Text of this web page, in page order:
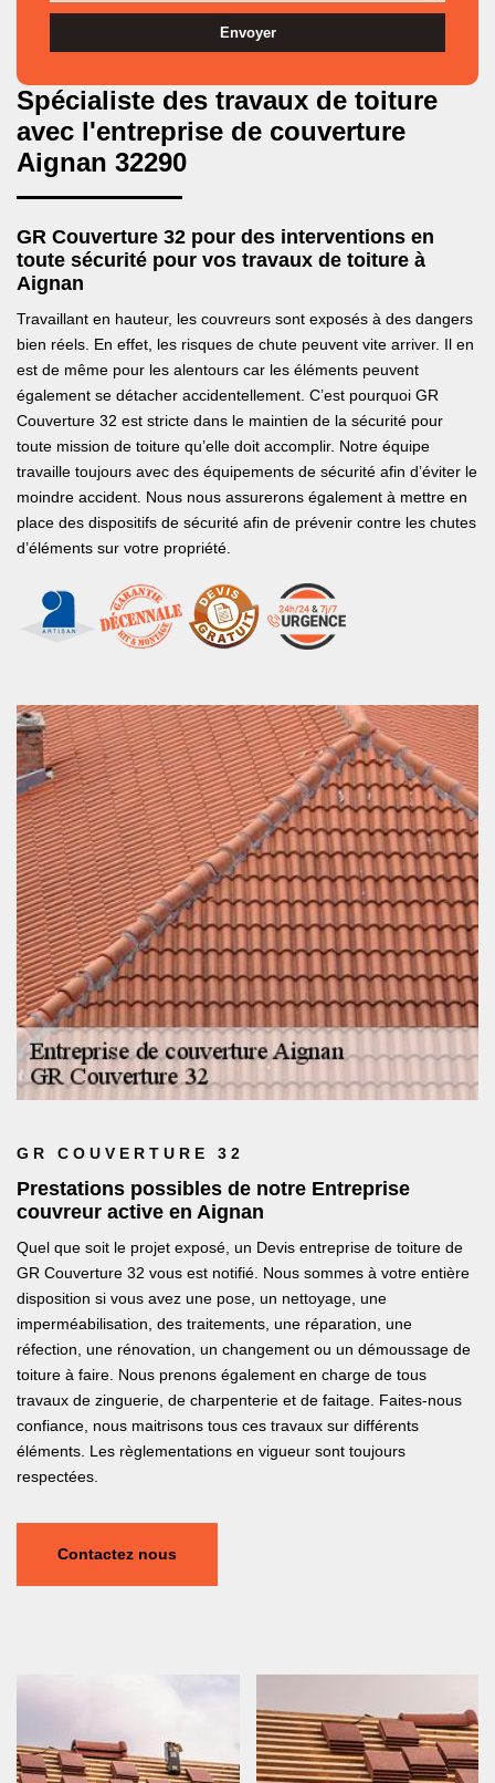
Spécialiste des travaux de toiture
avec l'entreprise de couverture
Aignan 32290
GR Couverture 32 pour des interventions en
toute sécurité pour vos travaux de toiture à
Aignan
Travaillant en hauteur, les couvreurs sont exposés à des dangers
bien réels. En effet, les risques de chute peuvent vite arriver. Il en
est de même pour les alentours car les éléments peuvent
également se détacher accidentellement. C’est pourquoi GR
Couverture 32 est stricte dans le maintien de la sécurité pour
toute mission de toiture qu’elle doit accomplir. Notre équipe
travaille toujours avec des équipements de sécurité afin d’éviter le
moindre accident. Nous nous assurerons également à mettre en
place des dispositifs de sécurité afin de prévenir contre les chutes
d’éléments sur votre propriété.
GR COUVERTURE 32
Prestations possibles de notre Entreprise
couvreur active en Aignan
Quel que soit le projet exposé, un Devis entreprise de toiture de
GR Couverture 32 vous est notifié. Nous sommes à votre entière
disposition si vous avez une pose, un nettoyage, une
imperméabilisation, des traitements, une réparation, une
réfection, une rénovation, un changement ou un démoussage de
toiture à faire. Nous prenons également en charge de tous
travaux de zinguerie, de charpenterie et de faitage. Faites-nous
confiance, nous maitrisons tous ces travaux sur différents
éléments. Les règlementations en vigueur sont toujours
respectées.
Contactez nous